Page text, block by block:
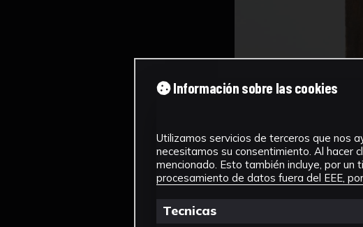
Información sobre las cookies
Utilizamos servicios de terceros que nos
necesitamos su consentimiento. Al
mencionado. Esto también incluye, por
procesamiento de datos fuera del EEE,
Tecnicas